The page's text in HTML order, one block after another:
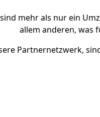
mehr als nur ein
allem anderen, was
Partnernetzwerk,